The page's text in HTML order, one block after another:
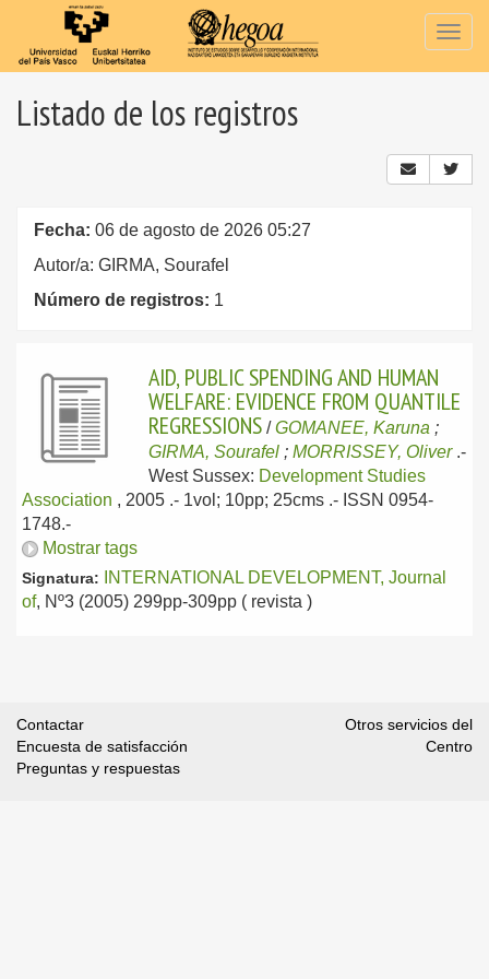
Listado de los registros
Fecha: 06 de agosto de 2026 05:27
Autor/a: GIRMA, Sourafel
Número de registros: 1
AID, PUBLIC SPENDING AND HUMAN
WELFARE: EVIDENCE FROM QUANTILE
REGRESSIONS /GOMANEE, Karuna ;
GIRMA, Sourafel ; MORRISSEY, Oliver .-
West Sussex: Development Studies
Association , 2005 .- 1vol; 10pp; 25cms .- ISSN 0954-
1748.-
Mostrar tags
Signatura:
INTERNATIONAL DEVELOPMENT, Journal
of, Nº3 (2005) 299pp-309pp ( revista )
Contactar
Encuesta de satisfacción
Preguntas y respuestas
Otros servicios del
Centro